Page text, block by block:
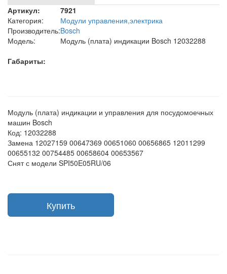
Артикул:
7921
Категория:
Модули управления,электрика
Производитель:Bosch
Модель:
Модуль (плата) индикации Bosch 12032288
Габариты:
Модуль (плата) индикации и управления для посудомоечных
машин Bosch
Код: 12032288
Замена 12027159 00647369 00651060 00656865 12011299
00655132 00754485 00658604 00653567
Снят с модели SPI50E05RU/06